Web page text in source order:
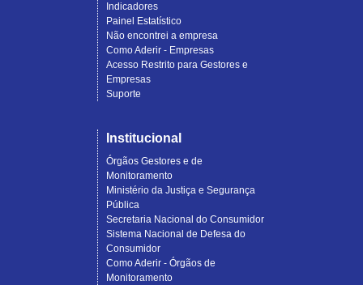
Indicadores
Painel Estatístico
Não encontrei a empresa
Como Aderir - Empresas
Acesso Restrito para Gestores e
Empresas
Suporte
Institucional
Órgãos Gestores e de
Monitoramento
Ministério da Justiça e Segurança
Pública
Secretaria Nacional do Consumidor
Sistema Nacional de Defesa do
Consumidor
Como Aderir - Órgãos de
Monitoramento